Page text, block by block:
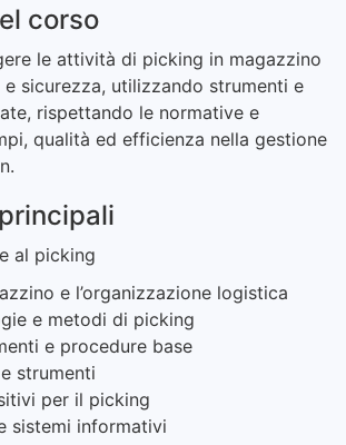
corso
le attività di picking in magazzino
sicurezza, utilizzando strumenti e
rispettando le normative e
qualità ed efficienza nella gestione
al picking
e l’organizzazione logistica
e metodi di picking
e procedure base
strumenti
per il picking
sistemi informativi